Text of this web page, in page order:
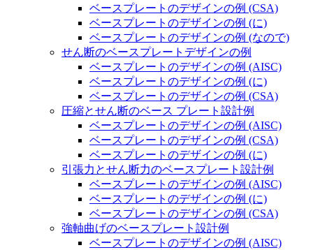
ベースプレートのデザインの例 (CSA)
ベースプレートのデザインの例 (に)
ベースプレートのデザインの例 (なので)
せん断のベースプレートデザインの例
ベースプレートのデザインの例 (AISC)
ベースプレートのデザインの例 (に)
ベースプレートのデザインの例 (CSA)
圧縮とせん断のベース プレート設計例
ベースプレートのデザインの例 (AISC)
ベースプレートのデザインの例 (CSA)
ベースプレートのデザインの例 (に)
引張力とせん断力のベースプレート設計例
ベースプレートのデザインの例 (AISC)
ベースプレートのデザインの例 (に)
ベースプレートのデザインの例 (CSA)
強軸曲げのベースプレート設計例
ベースプレートのデザインの例 (AISC)